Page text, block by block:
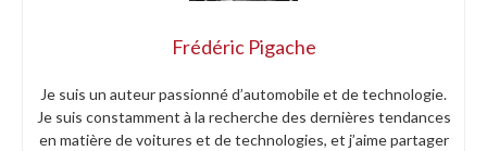
Frédéric Pigache
Je suis un auteur passionné d’automobile et de technologie.
Je suis constamment à la recherche des dernières tendances
en matière de voitures et de technologies, et j’aime partager